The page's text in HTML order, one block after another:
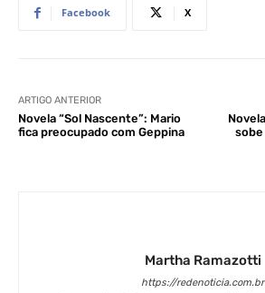
Facebook X
ARTIGO ANTERIOR
Novela “Sol Nascente”: Mario
fica preocupado com Geppina
sobe
Martha Ramazotti
https://redenoticia.com.br